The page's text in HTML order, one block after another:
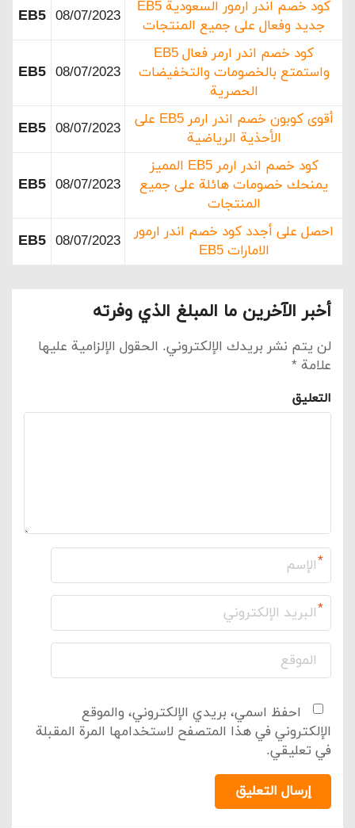
كود خصم اندر ارمور السعودية EB5
جديد وفعال على جميع المنتجات
08/07/2023
EB5
كود خصم اندر ارمر فعال EB5
واستمتع بالخصومات والتخفيضات
الحصرية
08/07/2023
EB5
أقوى كوبون خصم اندر ارمر EB5 على
الأحذية الرياضية
08/07/2023
EB5
كود خصم اندر ارمر EB5 المميز
يمنحك خصومات هائلة على جميع
المنتجات
08/07/2023
EB5
احصل على أجدد كود خصم اندر ارمور
الامارات EB5
08/07/2023
EB5
أخبر الآخرين ما المبلغ الذي وفرته
لن يتم نشر بريدك الإلكتروني. الحقول الإلزامية عليها
علامة *
التعليق
*
*
احفظ اسمي، بريدي الإلكتروني، والموقع
الإلكتروني في هذا المتصفح لاستخدامها المرة المقبلة
في تعليقي.
إرسال التعليق